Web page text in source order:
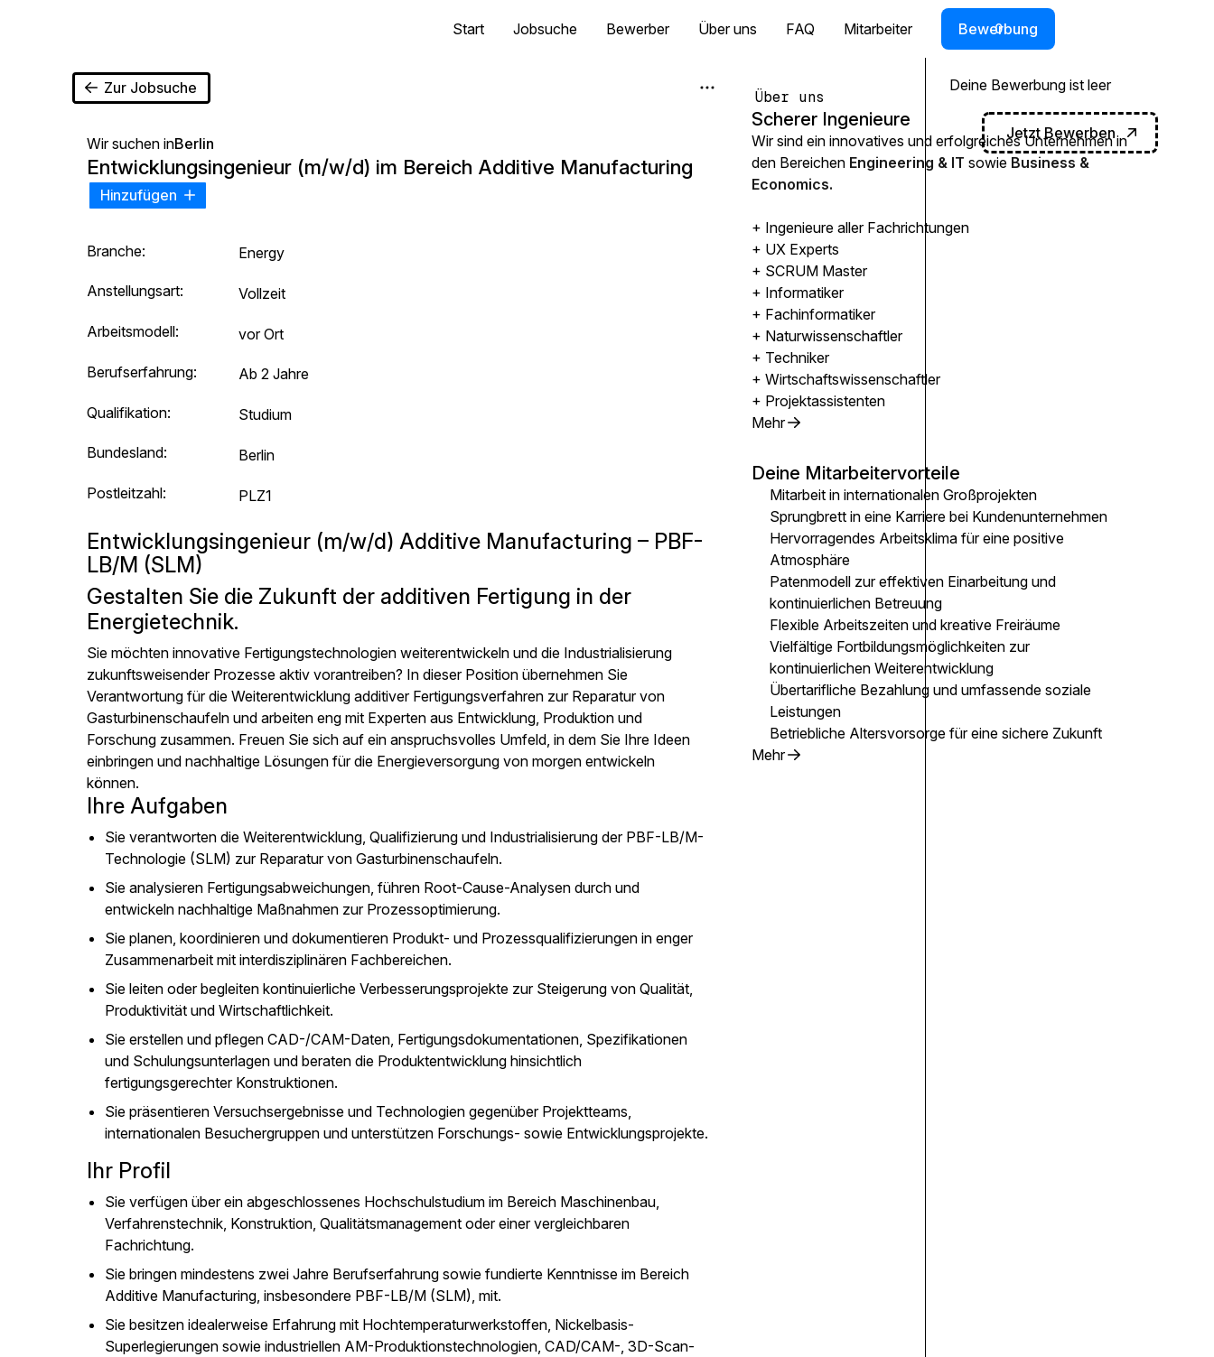
Start Jobsuche Bewerber Über uns FAQ Mitarbeiter Bewerbung
0
Deine Bewerbung ist leer
Jetzt Bewerben
Zur Jobsuche
Wir suchen inBerlin
Entwicklungsingenieur (m/w/d) im Bereich Additive Manufacturing
Hinzufügen
Branche: Energy
Anstellungsart: Vollzeit
Arbeitsmodell: vor Ort
Berufserfahrung: Ab 2 Jahre
Qualifikation: Studium
Bundesland: Berlin
Postleitzahl: PLZ1
Entwicklungsingenieur (m/w/d) Additive Manufacturing – PBF-
LB/M (SLM)
Gestalten Sie die Zukunft der additiven Fertigung in der
Energietechnik.
Sie möchten innovative Fertigungstechnologien weiterentwickeln und die Industrialisierung
zukunftsweisender Prozesse aktiv vorantreiben? In dieser Position übernehmen Sie
Verantwortung für die Weiterentwicklung additiver Fertigungsverfahren zur Reparatur von
Gasturbinenschaufeln und arbeiten eng mit Experten aus Entwicklung, Produktion und
Forschung zusammen. Freuen Sie sich auf ein anspruchsvolles Umfeld, in dem Sie Ihre Ideen
einbringen und nachhaltige Lösungen für die Energieversorgung von morgen entwickeln
können.
Ihre Aufgaben
Sie verantworten die Weiterentwicklung, Qualifizierung und Industrialisierung der PBF-LB/M-
Technologie (SLM) zur Reparatur von Gasturbinenschaufeln.
Sie analysieren Fertigungsabweichungen, führen Root-Cause-Analysen durch und
entwickeln nachhaltige Maßnahmen zur Prozessoptimierung.
Sie planen, koordinieren und dokumentieren Produkt- und Prozessqualifizierungen in enger
Zusammenarbeit mit interdisziplinären Fachbereichen.
Sie leiten oder begleiten kontinuierliche Verbesserungsprojekte zur Steigerung von Qualität,
Produktivität und Wirtschaftlichkeit.
Sie erstellen und pflegen CAD-/CAM-Daten, Fertigungsdokumentationen, Spezifikationen
und Schulungsunterlagen und beraten die Produktentwicklung hinsichtlich
fertigungsgerechter Konstruktionen.
Sie präsentieren Versuchsergebnisse und Technologien gegenüber Projektteams,
internationalen Besuchergruppen und unterstützen Forschungs- sowie Entwicklungsprojekte.
Ihr Profil
Sie verfügen über ein abgeschlossenes Hochschulstudium im Bereich Maschinenbau,
Verfahrenstechnik, Konstruktion, Qualitätsmanagement oder einer vergleichbaren
Fachrichtung.
Sie bringen mindestens zwei Jahre Berufserfahrung sowie fundierte Kenntnisse im Bereich
Additive Manufacturing, insbesondere PBF-LB/M (SLM), mit.
Sie besitzen idealerweise Erfahrung mit Hochtemperaturwerkstoffen, Nickelbasis-
Superlegierungen sowie industriellen AM-Produktionstechnologien, CAD/CAM-, 3D-Scan-
Über uns
Scherer Ingenieure
Wir sind ein innovatives und erfolgreiches Unternehmen in
den Bereichen Engineering & IT sowie Business &
Economics.
+ Ingenieure aller Fachrichtungen
+ UX Experts
+ SCRUM Master
+ Informatiker
+ Fachinformatiker
+ Naturwissenschaftler
+ Techniker
+ Wirtschaftswissenschaftler
+ Projektassistenten
Mehr
Deine Mitarbeitervorteile
Mitarbeit in internationalen Großprojekten
Sprungbrett in eine Karriere bei Kundenunternehmen
Hervorragendes Arbeitsklima für eine positive
Atmosphäre
Patenmodell zur effektiven Einarbeitung und
kontinuierlichen Betreuung
Flexible Arbeitszeiten und kreative Freiräume
Vielfältige Fortbildungsmöglichkeiten zur
kontinuierlichen Weiterentwicklung
Übertarifliche Bezahlung und umfassende soziale
Leistungen
Betriebliche Altersvorsorge für eine sichere Zukunft
Mehr